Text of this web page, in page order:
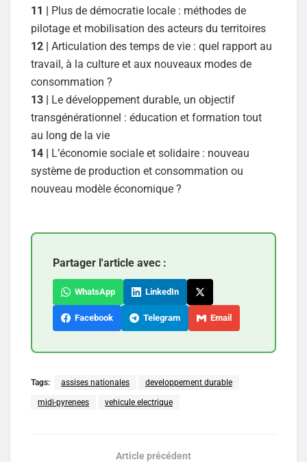
11 | Plus de démocratie locale : méthodes de
pilotage et mobilisation des acteurs du territoires
12 | Articulation des temps de vie : quel rapport au
travail, à la culture et aux nouveaux modes de
consommation ?
13 | Le développement durable, un objectif
transgénérationnel : éducation et formation tout
au long de la vie
14 | L’économie sociale et solidaire : nouveau
système de production et consommation ou
nouveau modèle économique ?
Partager l'article avec :
WhatsApp LinkedIn
Facebook Telegram Email
Tags: assises nationales developpement durable
midi-pyrenees vehicule electrique
Article précédent